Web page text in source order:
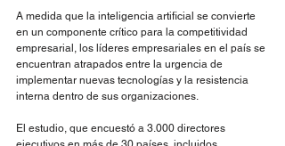
A medida que la inteligencia artificial se convierte
en un componente crítico para la competitividad
empresarial, los líderes empresariales en el país se
encuentran atrapados entre la urgencia de
implementar nuevas tecnologías y la resistencia
interna dentro de sus organizaciones.
El estudio, que encuestó a 3.000 directores